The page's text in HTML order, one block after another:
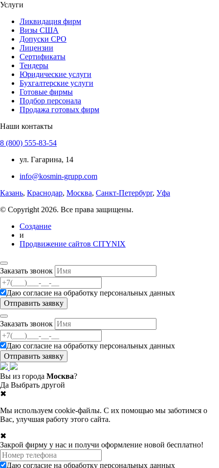
Услуги
Ликвидация фирм
Визы США
Допуски СРО
Лицензии
Сертификаты
Тендеры
Юридические услуги
Бухгалтерские услуги
Готовые фирмы
Подбор персонала
Продажа готовых фирм
Наши контакты
8 (800) 555-83-54
ул. Гагарина, 14
info@kosmin-grupp.com
Казань, Краснодар, Москва, Санкт-Петербург, Уфа
© Copyright 2026. Все права защищены.
Создание
и
Продвижение сайтов CITYNIX
Заказать звонок
Даю согласие на обработку персональных данных
Заказать звонок
Даю согласие на обработку персональных данных
Вы из города Москва?
Да Выбрать другой
✖
Мы используем cookie-файлы. С их помощью мы заботимся о
Вас, улучшая работу этого сайта.
✖
Закрой фирму у нас и получи оформление новой бесплатно!
Даю согласие на обработку персональных данных